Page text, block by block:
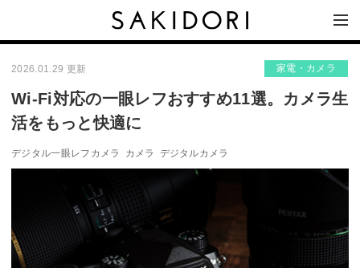
2026.01.29 更新 家電・カメラ
Wi-Fi対応の一眼レフおすすめ11選。カメラ生
活をもっと快適に
デジタル一眼レフカメラ カメラ デジタルカメラ